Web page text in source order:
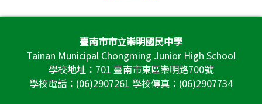
頁尾區域內容臺南市市立崇明國民中學
Tainan Municipal Chongming Junior High School
學校地址：701 臺南市東區崇明路700號
學校電話：(06)2907261 學校傳真：(06)2907734